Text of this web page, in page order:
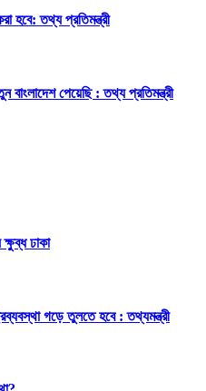
হবে: তথ্য প্রতিমন্ত্রী
বাংলাদেশ পেয়েছি : তথ্য প্রতিমন্ত্রী
ঢাকা
গড়ে তুলতে হবে : তথ্যমন্ত্রী